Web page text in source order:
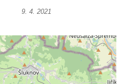
v Horním
9. 4. 2021